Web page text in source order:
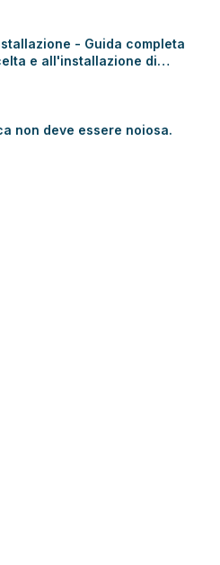
- Guida completa
e all'installazione di
nuova casa
non deve essere noiosa.